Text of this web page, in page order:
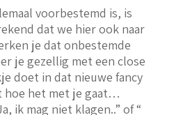
voorbestemd is, is
dat we hier ook naar
je dat onbestemde
je gezellig met een close
doet in dat nieuwe fancy
hoe het met je gaat…
ik mag niet klagen..” of “